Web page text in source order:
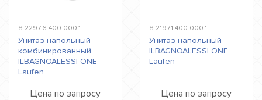
8.2297.6.400.000.1
Унитаз напольный
комбинированный
ILBAGNOALESSI ONE
Laufen
Цена по запросу
8.2197.1.400.000.1
Унитаз напольный
ILBAGNOALESSI ONE
Laufen
Цена по запросу